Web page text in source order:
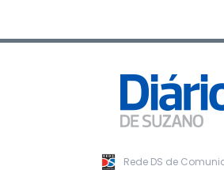
Rede DS de